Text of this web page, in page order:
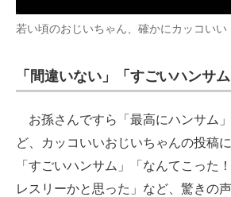
若い頃のおじいちゃん、確かにカッコいい
「間違いない」「すごいハンサム
お孫さんですら「最高にハンサム
ど、カッコいいおじいちゃんの投稿
「すごいハンサム」「なんてこった
レスリーかと思った」など、驚きの